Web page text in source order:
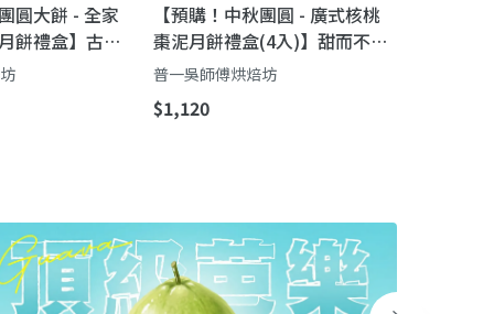
圓大餅 - 全家
餅禮盒】古早
斤超澎湃・核
【預購！中秋團圓 - 廣式核桃
棗泥月餅禮盒(4入)】甜而不
膩・經典回歸｜港式廣式雙棗
紅豆核桃月餅（普一吳師傅）
普一吳師傅烘焙坊
$1,120